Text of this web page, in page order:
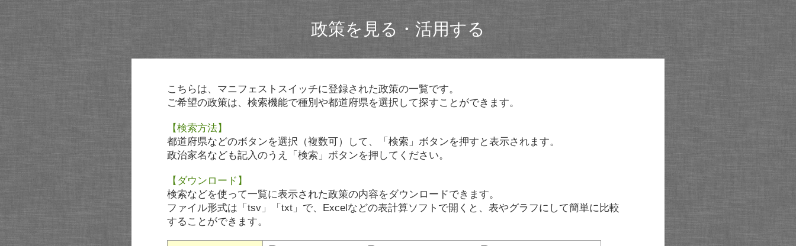
政策を見る・活用する
こちらは、マニフェストスイッチに登録された政策の一覧です。
ご希望の政策は、検索機能で種別や都道府県を選択して探すことができます。
【検索方法】
都道府県などのボタンを選択（複数可）して、「検索」ボタンを押すと表示されます。
政治家名なども記入のうえ「検索」ボタンを押してください。
【ダウンロード】
検索などを使って一覧に表示された政策の内容をダウンロードできます。
ファイル形式は「tsv」「txt」で、Excelなどの表計算ソフトで開くと、表やグラフにして簡単に比較
することができます。